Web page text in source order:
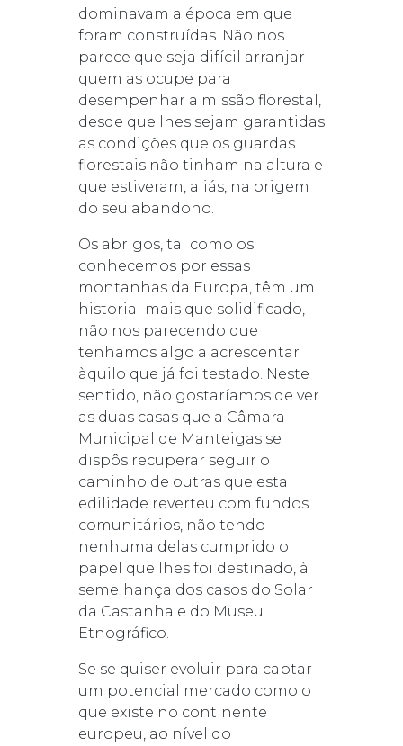
dominavam a época em que
foram construídas. Não nos
parece que seja difícil arranjar
quem as ocupe para
desempenhar a missão florestal,
desde que lhes sejam garantidas
as condições que os guardas
florestais não tinham na altura e
que estiveram, aliás, na origem
do seu abandono.
Os abrigos, tal como os
conhecemos por essas
montanhas da Europa, têm um
historial mais que solidificado,
não nos parecendo que
tenhamos algo a acrescentar
àquilo que já foi testado. Neste
sentido, não gostaríamos de ver
as duas casas que a Câmara
Municipal de Manteigas se
dispôs recuperar seguir o
caminho de outras que esta
edilidade reverteu com fundos
comunitários, não tendo
nenhuma delas cumprido o
papel que lhes foi destinado, à
semelhança dos casos do Solar
da Castanha e do Museu
Etnográfico.
Se se quiser evoluir para captar
um potencial mercado como o
que existe no continente
europeu, ao nível do